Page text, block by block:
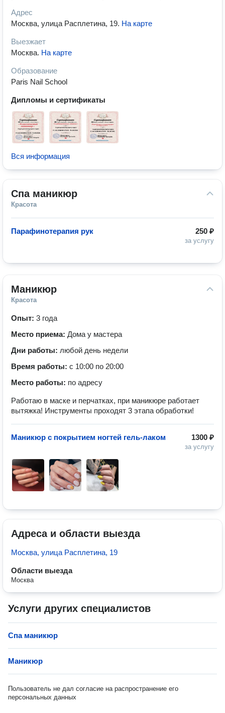
Адрес
Москва, улица Расплетина, 19. На карте
Выезжает
Москва. На карте
Образование
Paris Nail School
Дипломы и сертификаты
Вся информация
Спа маникюр
Красота
250 ₽
за услугу
Парафинотерапия рук
Маникюр
Красота
Опыт: 3 года
Место приема: Дома у мастера
Дни работы: любой день недели
Время работы: с 10:00 по 20:00
Место работы: по адресу
Работаю в маске и перчатках, при маникюре работает
вытяжка! Инструменты проходят 3 этапа обработки!
1300 ₽
за услугу
Маникюр с покрытием ногтей гель-лаком
Адреса и области выезда
Москва, улица Расплетина, 19
Области выезда
Москва
Услуги других специалистов
Спа маникюр
Маникюр
Пользователь не дал согласие на распространение его
персональных данных